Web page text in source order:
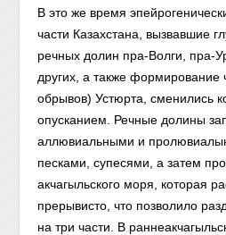
В это же время
части Казахстана, вызвавшие
речных долин пра-Волги, пра-
других, а также формирование
обрывов) Устюрта, сменились
опусканием. Речные долины
аллювиальными и
песками, супесями, а затем
акчагыльского моря, которая
прерывисто, что позволило
на три части. В